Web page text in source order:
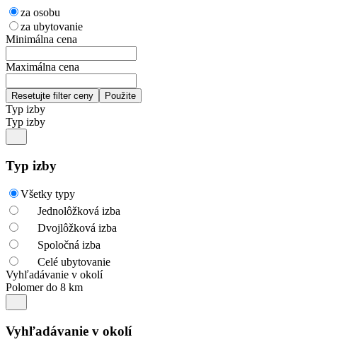
za osobu
za ubytovanie
Minimálna cena
Maximálna cena
Typ izby
Typ izby
Typ izby
Všetky typy
Jednolôžková izba
Dvojlôžková izba
Spoločná izba
Celé ubytovanie
Vyhľadávanie v okolí
Polomer do 8 km
Vyhľadávanie v okolí